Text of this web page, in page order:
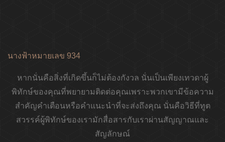
นางฟ้าหมายเลข 934
หากนั่นคือสิ่งที่เกิดขึ้นก็ไม่ต้องกังวล นั่นเป็นเพียงเทวดาผู้
พิทักษ์ของคุณที่พยายามติดต่อคุณเพราะพวกเขามีข้อความ
สำคัญคำเตือนหรือคำแนะนำที่จะส่งถึงคุณ นั่นคือวิธีที่ทูต
สวรรค์ผู้พิทักษ์ของเรามักสื่อสารกับเราผ่านสัญญาณและ
สัญลักษณ์